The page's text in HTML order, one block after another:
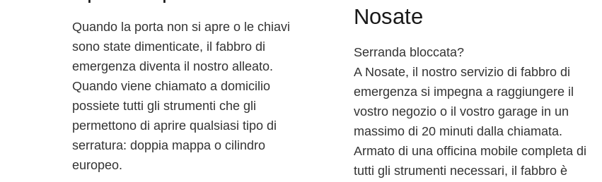
Quando la porta non si apre o le chiavi
sono state dimenticate, il fabbro di
emergenza diventa il nostro alleato.
Quando viene chiamato a domicilio
possiete tutti gli strumenti che gli
permettono di aprire qualsiasi tipo di
serratura: doppia mappa o cilindro
europeo.
Nosate
Serranda bloccata?
A Nosate, il nostro servizio di fabbro di
emergenza si impegna a raggiungere il
vostro negozio o il vostro garage in un
massimo di 20 minuti dalla chiamata.
Armato di una officina mobile completa di
tutti gli strumenti necessari, il fabbro è